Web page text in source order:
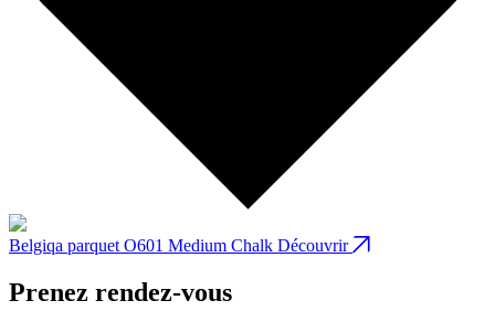
Belgiqa parquet O601 Medium Chalk Découvrir
Prenez rendez-vous